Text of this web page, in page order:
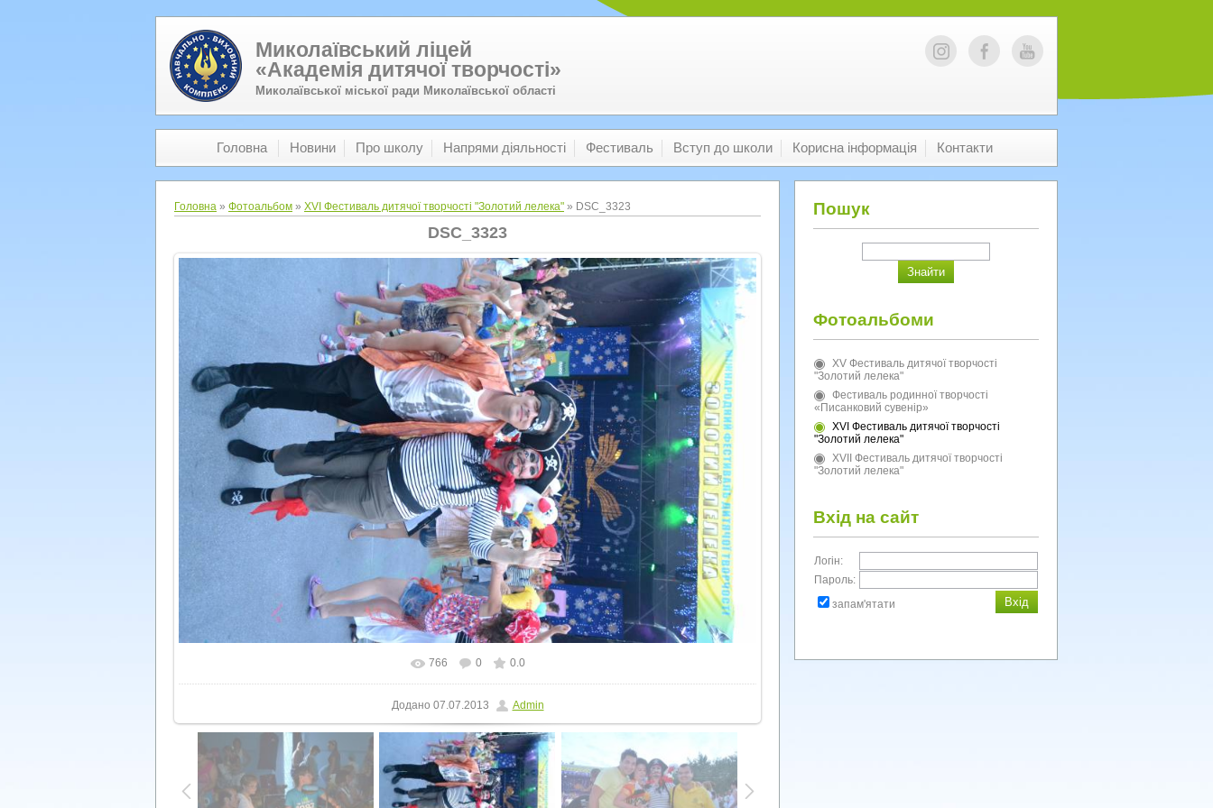
Миколаївський ліцей
«Академія дитячої творчості»
Миколаївської міської ради Миколаївської області
Головна Новини Про школу Напрями діяльності Фестиваль Вступ до школи Корисна інформація Контакти
Головна » Фотоальбом » XVI Фестиваль дитячої творчості "Золотий лелека" » DSC_3323
DSC_3323
У реальному розмірі 1600x1066
766 0 0.0
Додано 07.07.2013 Admin
Пошук
Фотоальбоми
XV Фестиваль дитячої творчості
"Золотий лелека"
Фестиваль родинної творчості
«Писанковий сувенір»
XVI Фестиваль дитячої творчості
"Золотий лелека"
XVII Фестиваль дитячої творчості
"Золотий лелека"
Вхід на сайт
Логін:
Пароль:
запам'ятати